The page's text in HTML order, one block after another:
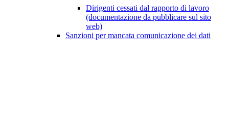
Dirigenti cessati dal rapporto di lavoro
(documentazione da pubblicare sul sito
web)
Sanzioni per mancata comunicazione dei dati